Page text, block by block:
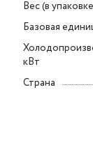
Вес (в
Базовая
кВт
Страна